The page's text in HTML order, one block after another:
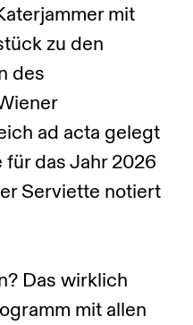
mit
zu den
des
ad acta gelegt
das Jahr 2026
Serviette notiert
Das wirklich
mit allen